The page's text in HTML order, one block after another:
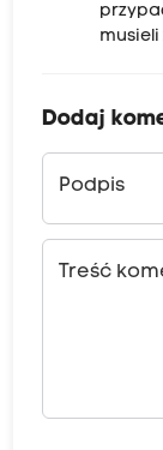
Dodaj
Podpis
Treść